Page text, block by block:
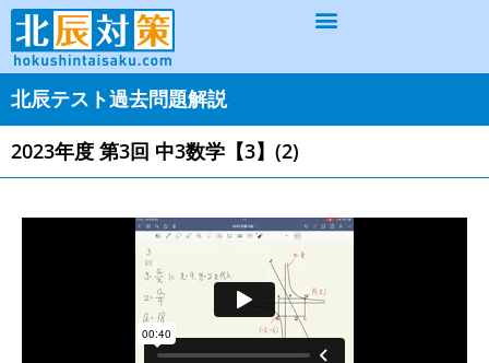
北辰テスト過去問題解説
2023年度 第3回 中3数学【3】(2)